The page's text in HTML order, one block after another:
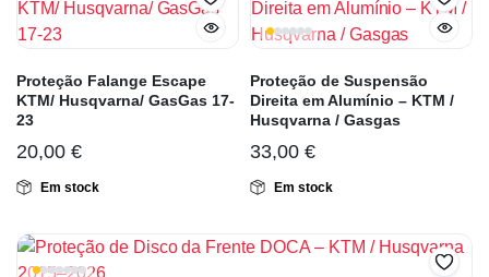
Proteção Falange Escape
KTM/ Husqvarna/ GasGas 17-
23
20,00 €
Em stock
Proteção de Suspensão
Direita em Alumínio – KTM /
Husqvarna / Gasgas
33,00 €
Em stock